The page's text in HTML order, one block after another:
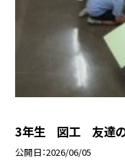
3年生 図工 友達の
公開日 2026/06/05